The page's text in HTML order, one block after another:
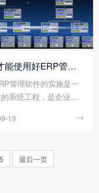
网络管理软...
怎样才能使用好ERP管理软件?
理软件的实施是一
系统工程，是企业管
业管理的“二次革命”，
多，战线长。在这个
强有力的组织保障是
13 
5 最后一页